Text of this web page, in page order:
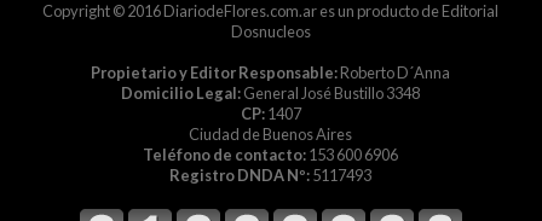
Copyright © 2016 DiariodeFlores.com.ar es un producto de Editorial
Dosnucleos
Propietario y Editor Responsable:Roberto D´Anna
Domicilio Legal:General José Bustillo 3348
CP:1407
Ciudad de Buenos Aires
Teléfono de contacto:153 600 6906
Registro DNDA Nº:5117493